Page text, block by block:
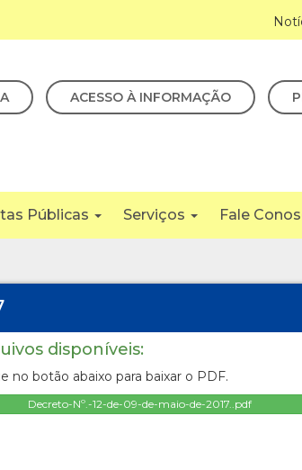
ACESSO À INFORMAÇÃO
Públicas Serviços Fale
disponíveis:
no botão abaixo para baixar o PDF.
Decreto-Nº.-12-de-09-de-maio-de-2017..pdf